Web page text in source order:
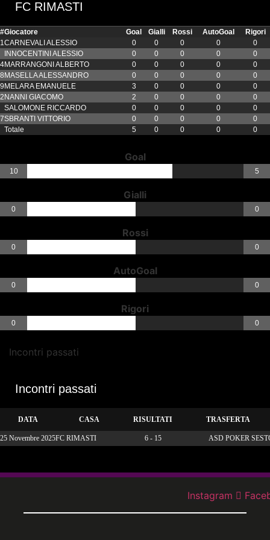
FC RIMASTI
#Giocatore Goal Gialli Rossi AutoGoal
Rigori
1 CARNEVALI ALESSIO 0 0 0 0
0
INNOCENTINI ALESSIO
0 0 0 0
0
4MARRANGONI ALBERTO 0 0 0 0
0
8MASELLA ALESSANDRO 0 0 0 0
0
9MELARA EMANUELE 3 0 0 0
0
2NANNI GIACOMO 2 0 0 0
0
SALOMONE RICCARDO
0 0 0 0
0
7SBRANTI VITTORIO 0 0 0 0
0
Totale
5 0 0 0 0
Goal
10 5
Gialli
0 0
Rossi
0 0
AutoGoal
0 0
Rigori
0 0
Incontri passati
Incontri passati
DATA CASA RISULTATI TRASFERTA
25 Novembre 2025FC RIMASTI 6 - 15 ASD POKER
Instagram